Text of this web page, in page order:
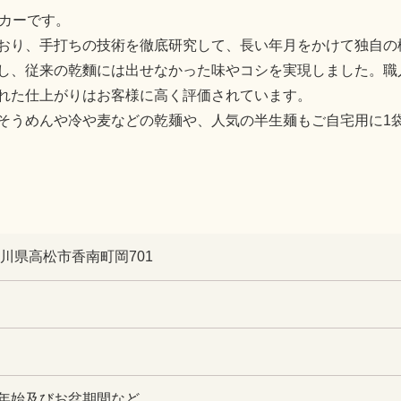
ーです。
り、手打ちの技術を徹底研究して、長い年月をかけて独自
、従来の乾麵には出せなかった味やコシを実現しました。
仕上がりはお客様に高く評価されています。
うめんや冷や麦などの乾麺や、人気の半生麺もご自宅用に1
県高松市香南町岡701